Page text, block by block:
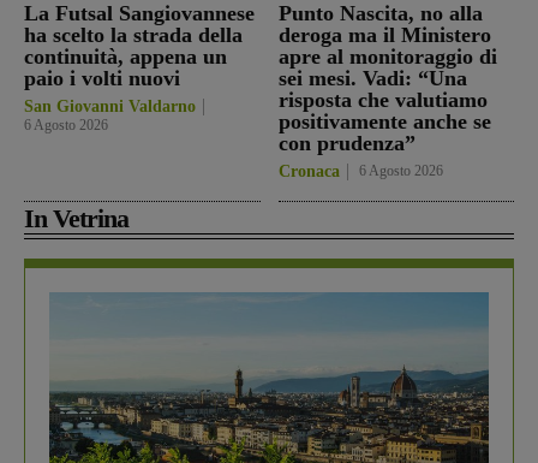
La Futsal Sangiovannese
ha scelto la strada della
continuità, appena un
paio i volti nuovi
San Giovanni Valdarno
6 Agosto 2026
Punto Nascita, no alla
deroga ma il Ministero
apre al monitoraggio di
sei mesi. Vadi: “Una
risposta che valutiamo
positivamente anche se
con prudenza”
Cronaca 6 Agosto 2026
In Vetrina